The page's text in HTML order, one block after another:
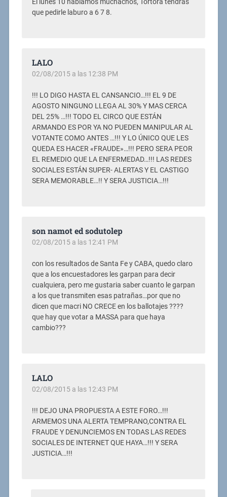
que pedirle laburo a 6 7 8.
LALO
02/08/2015 a las 12:38 PM
!!! LO DIGO HASTA EL CANSANCIO…!!! EL 9 DE
AGOSTO NINGUNO LLEGA AL 30% Y MAS CERCA
DEL 25% …!!! TODO EL CIRCO QUE ESTÁN
ARMANDO ES POR YA NO PUEDEN MANIPULAR AL
VOTANTE COMO ANTES …!!! Y LO ÚNICO QUE LES
QUEDA ES HACER «FRAUDE»…!!! PERO SERA PEOR
EL REMEDIO QUE LA ENFERMEDAD…!!! LAS REDES
SOCIALES ESTÁN SUPER- ALERTAS Y EL CASTIGO
SERA MEMORABLE…!! Y SERA JUSTICIA…!!!
son namot ed sodutolep
02/08/2015 a las 12:41 PM
con los resultados de Santa Fe y CABA, quedo claro
que a los encuestadores les garpan para decir
cualquiera, pero me gustaria saber cuanto le garpan
a los que transmiten esas patrañas…por que no
dicen que macri NO CRECE en los ballotajes ????
que hay que votar a MASSA para que haya
cambio???
LALO
02/08/2015 a las 12:43 PM
!!! DEJO UNA PROPUESTA A ESTE FORO…!!!
ARMEMOS UNA ALERTA TEMPRANO,CONTRA EL
FRAUDE Y DENUNCIEMOS EN TODAS LAS REDES
SOCIALES DE INTERNET QUE HAYA…!!! Y SERA
JUSTICIA…!!!